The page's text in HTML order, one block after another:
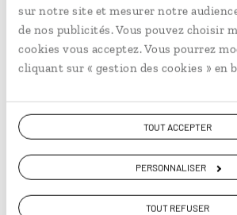
sur notre site et mesurer notre
de nos publicités. Vous pouvez choisir
cookies vous acceptez. Vous pourrez
cliquant sur « gestion des cookies » en
TOUT ACCEPTER
PERSONNALISER
TOUT REFUSER
Lire son interview